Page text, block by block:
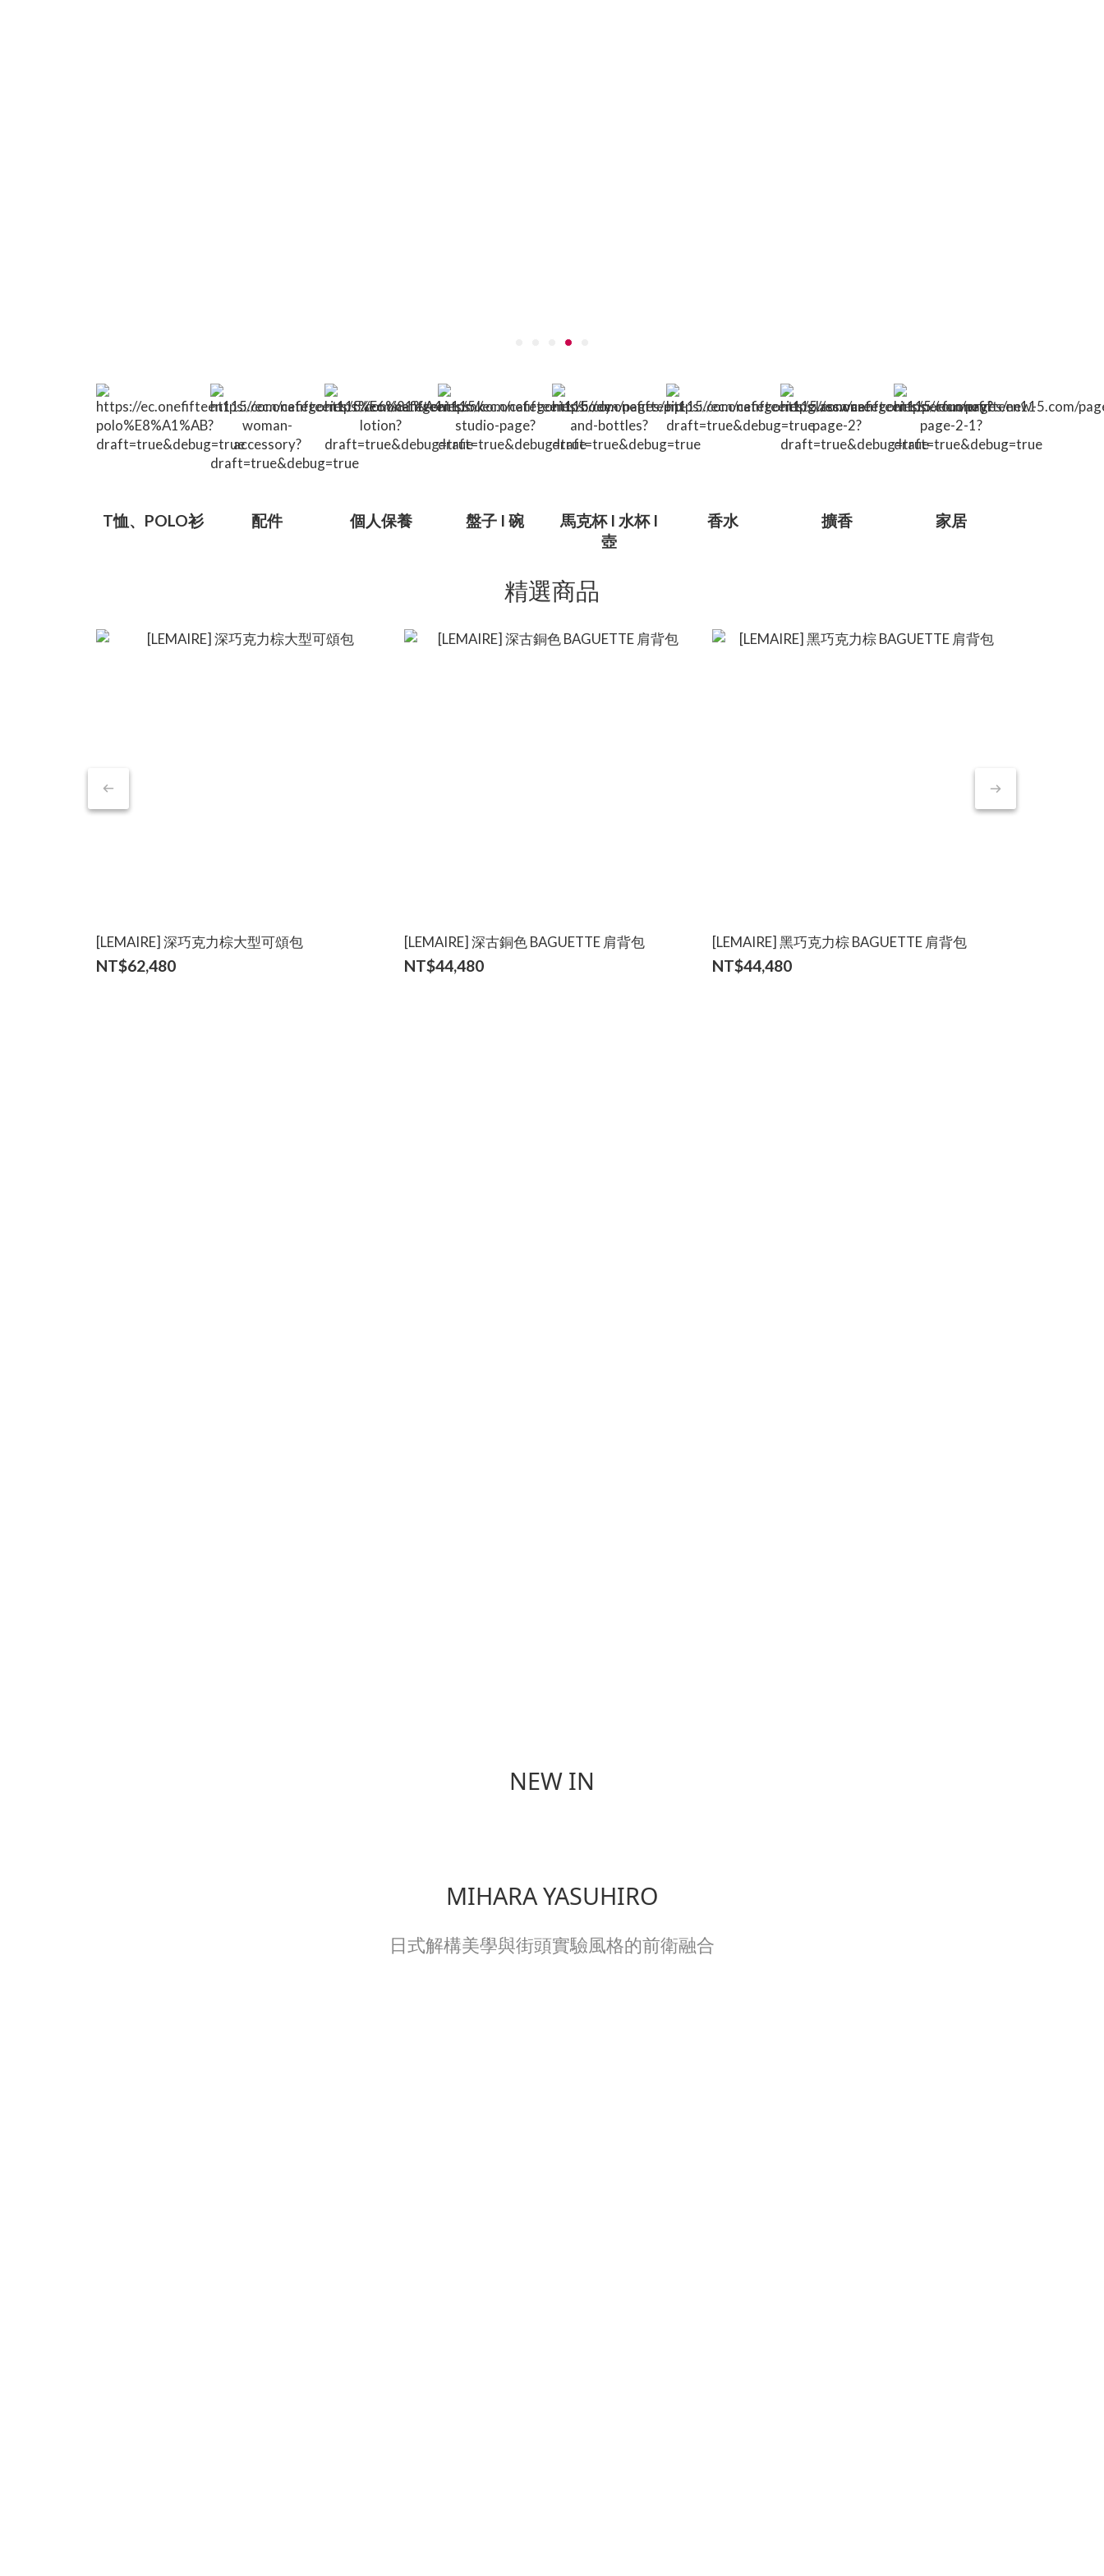
T恤、POLO衫 配件 個人保養 盤子 I 碗
馬克杯 I 水杯 I
壺
香水 擴香 家居
精選商品
[LEMAIRE] 深巧克力棕大型可頌包
NT$62,480
[LEMAIRE] 深古銅色 BAGUETTE 肩背包
NT$44,480
[LEMAIRE] 黑巧克力棕 BAGUETTE 肩背包
NT$44,480
NEW IN
MIHARA YASUHIRO
日式解構美學與街頭實驗風格的前衛融合